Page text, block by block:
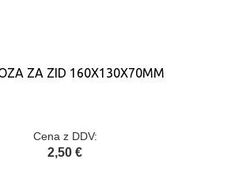
ZA ZID 160X130X70MM
Cena z DDV:
2,50 €